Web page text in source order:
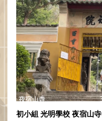
初小組 光明學校 夜宿山寺